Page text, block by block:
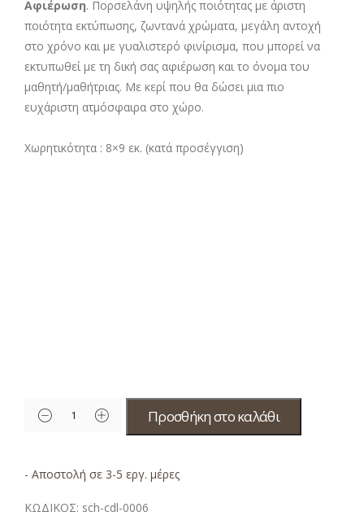
Αφιέρωση. Πορσελάνη υψηλής ποιότητας με άριστη
ποιότητα εκτύπωσης, ζωντανά χρώματα, μεγάλη αντοχή
στο χρόνο και με γυαλιστερό φινίρισμα, που μπορεί να
εκτυπωθεί με τη δική σας αφιέρωση και το όνομα του
μαθητή/μαθήτριας. Με κερί που θα δώσει μια πιο
ευχάριστη ατμόσφαιρα στο χώρο.
Χωρητικότητα : 8×9 εκ. (κατά προσέγγιση)
Προσθήκη στο καλάθι
- Αποστολή σε 3-5 εργ. μέρες
ΚΩΔΙΚΟΣ: sch-cdl-0006